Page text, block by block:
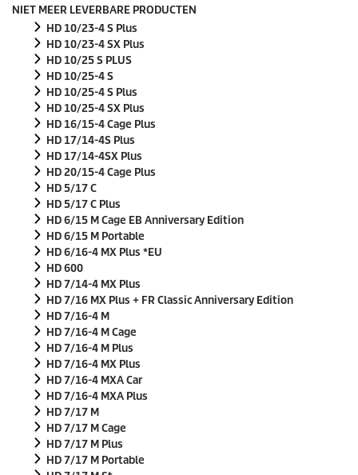
NIET MEER LEVERBARE PRODUCTEN
HD 10/23-4 S Plus
HD 10/23-4 SX Plus
HD 10/25 S PLUS
HD 10/25-4 S
HD 10/25-4 S Plus
HD 10/25-4 SX Plus
HD 16/15-4 Cage Plus
HD 17/14-4S Plus
HD 17/14-4SX Plus
HD 20/15-4 Cage Plus
HD 5/17 C
HD 5/17 C Plus
HD 6/15 M Cage EB Anniversary Edition
HD 6/15 M Portable
HD 6/16-4 MX Plus *EU
HD 600
HD 7/14-4 MX Plus
HD 7/16 MX Plus + FR Classic Anniversary Edition
HD 7/16-4 M
HD 7/16-4 M Cage
HD 7/16-4 M Plus
HD 7/16-4 MX Plus
HD 7/16-4 MXA Car
HD 7/16-4 MXA Plus
HD 7/17 M
HD 7/17 M Cage
HD 7/17 M Plus
HD 7/17 M Portable